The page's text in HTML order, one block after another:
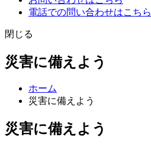
電話での問い合わせはこちら
閉じる
災害に備えよう
ホーム
災害に備えよう
災害に備えよう